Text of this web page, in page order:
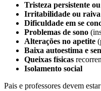
Tristeza persistente
Irritabilidade ou
Dificuldade em se
Problemas de sono
Alterações no apetite
Baixa autoestima e
Queixas físicas
Isolamento social
Pais e professores devem